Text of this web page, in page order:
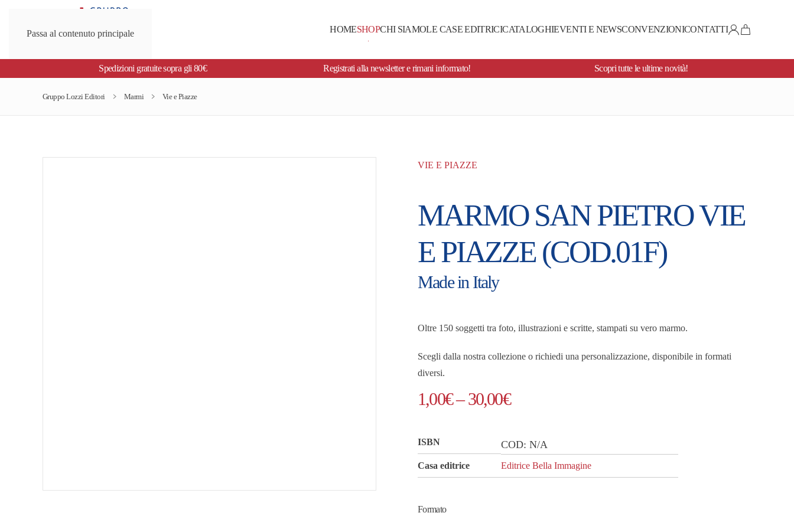
Passa al contenuto principale HOMESHOPCHI SIAMOLE CASE EDITRICICATALOGHIEVENTI E NEWSCONVENZIONICONTATTI
Spedizioni gratuite sopra gli 80€ Registrati alla newsletter e rimani informato! Scopri tutte le ultime novità!
Gruppo Lozzi Editori Marmi Vie e Piazze
VIE E PIAZZE
MARMO SAN PIETRO VIE
E PIAZZE (COD.01F)
Made in Italy
Oltre 150 soggetti tra foto, illustrazioni e scritte, stampati su vero marmo.
Scegli dalla nostra collezione o richiedi una personalizzazione, disponibile in formati
diversi.
1,00€– 30,00€Fascia
prezzo:
da
ISBN COD:N/A
Casa editrice Editrice Bella Immagine
Formato